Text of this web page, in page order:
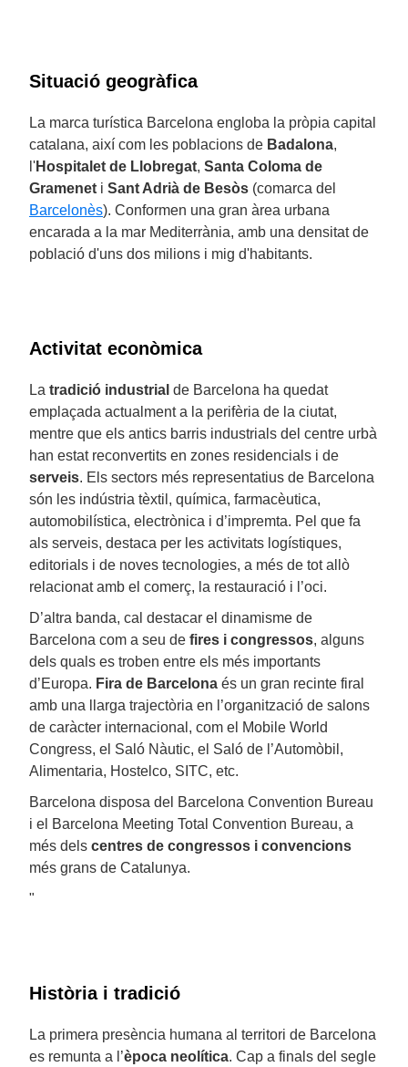
Situació geogràfica
La marca turística Barcelona engloba la pròpia capital
catalana, així com les poblacions de Badalona,
l'Hospitalet de Llobregat, Santa Coloma de
Gramenet i Sant Adrià de Besòs (comarca del
Barcelonès). Conformen una gran àrea urbana
encarada a la mar Mediterrània, amb una densitat de
població d'uns dos milions i mig d'habitants.
Activitat econòmica
La tradició industrial de Barcelona ha quedat
emplaçada actualment a la perifèria de la ciutat,
mentre que els antics barris industrials del centre urbà
han estat reconvertits en zones residencials i de
serveis. Els sectors més representatius de Barcelona
són les indústria tèxtil, química, farmacèutica,
automobilística, electrònica i d’impremta. Pel que fa
als serveis, destaca per les activitats logístiques,
editorials i de noves tecnologies, a més de tot allò
relacionat amb el comerç, la restauració i l’oci.
D’altra banda, cal destacar el dinamisme de
Barcelona com a seu de fires i congressos, alguns
dels quals es troben entre els més importants
d’Europa. Fira de Barcelona és un gran recinte firal
amb una llarga trajectòria en l’organització de salons
de caràcter internacional, com el Mobile World
Congress, el Saló Nàutic, el Saló de l’Automòbil,
Alimentaria, Hostelco, SITC, etc.
Barcelona disposa del Barcelona Convention Bureau
i el Barcelona Meeting Total Convention Bureau, a
més dels centres de congressos i convencions
més grans de Catalunya.
"
Història i tradició
La primera presència humana al territori de Barcelona
es remunta a l’època neolítica. Cap a finals del segle